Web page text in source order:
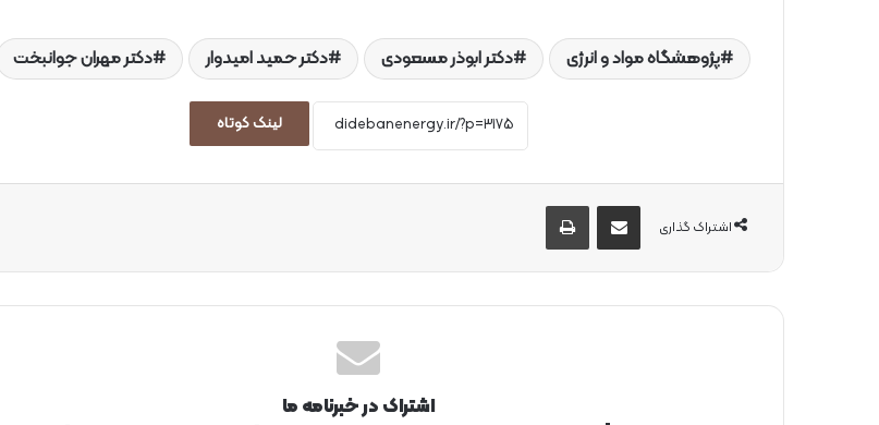
پژوهشگاه مواد و انرژی دکتر ابوذر مسعودی دکتر حمید امیدوار دکتر مهران جوانبخت
لینک کوتاه
اشتراک گذاری
از طریق ایمیل به اشتراک بگذارید
اشتراک در خبرنامه ما